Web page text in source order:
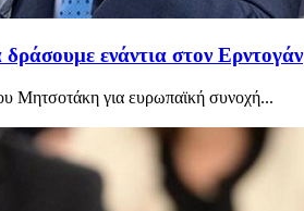
ενάντια στον Ερντογάν
Μητσοτάκη για ευρωπαϊκή συνοχή...